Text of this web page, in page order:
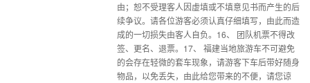
由；恕不受理客人因虚填或不填意见书而产生的后
续争议。请各位游客必须认真仔细填写，由此而造
成的一切损失由客人自负。16、 团队机票不得改
签、更名、退票。17、 福建当地旅游车不可避免
的会存在轻微的套车现象，请游客下车后带好随身
物品，以免丢失，由此给您带来的不便，请您谅